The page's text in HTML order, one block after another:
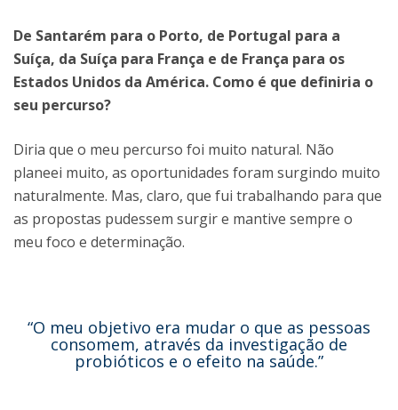
De Santarém para o Porto, de Portugal para a
Suíça, da Suíça para França e de França para os
Estados Unidos da América. Como é que definiria o
seu percurso?
Diria que o meu percurso foi muito natural. Não
planeei muito, as oportunidades foram surgindo muito
naturalmente. Mas, claro, que fui trabalhando para que
as propostas pudessem surgir e mantive sempre o
meu foco e determinação.
“O meu objetivo era mudar o que as pessoas
consomem, através da investigação de
probióticos e o efeito na saúde.”